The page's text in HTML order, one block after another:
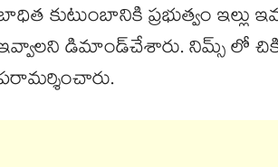
కుటుంబానికి ప్రభుత్వం ఇల్లు
డిమాండ్​చేశారు. నిమ్స్ లో